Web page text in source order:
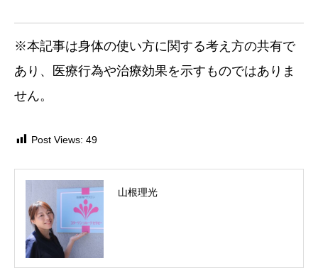
※本記事は身体の使い方に関する考え方の共有で
あり、医療行為や治療効果を示すものではありま
せん。
Post Views: 49
山根理光